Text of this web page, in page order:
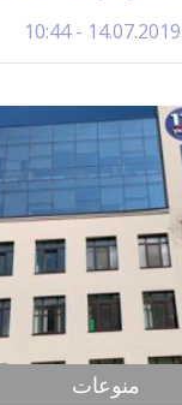
14.07.2019 - 10:44
منوعات